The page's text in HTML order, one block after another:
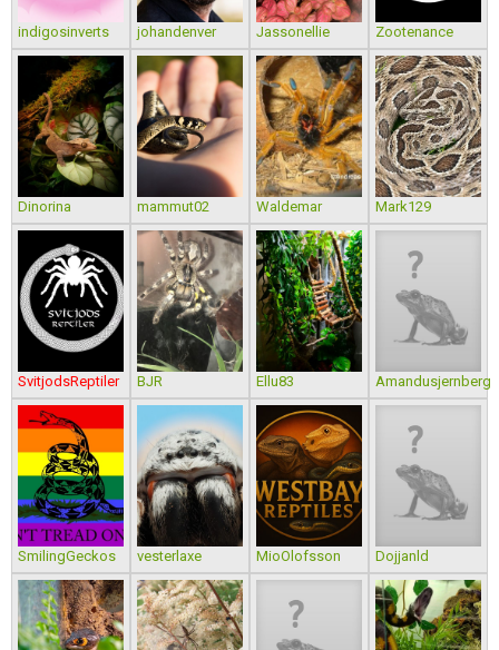
indigosinverts johandenver Jassonellie Zootenance
Dinorina mammut02 Waldemar Mark129
SvitjodsReptiler BJR Ellu83 Amandusjernberg
SmilingGeckos vesterlaxe MioOlofsson Dojjanld